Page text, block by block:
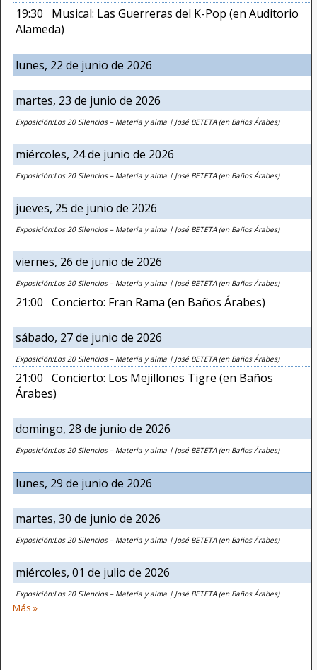
19:30 Musical: Las Guerreras del K-Pop (en Auditorio
Alameda)
lunes, 22 de junio de 2026
martes, 23 de junio de 2026
Exposición:Los 20 Silencios – Materia y alma | José BETETA (en Baños Árabes)
miércoles, 24 de junio de 2026
Exposición:Los 20 Silencios – Materia y alma | José BETETA (en Baños Árabes)
jueves, 25 de junio de 2026
Exposición:Los 20 Silencios – Materia y alma | José BETETA (en Baños Árabes)
viernes, 26 de junio de 2026
Exposición:Los 20 Silencios – Materia y alma | José BETETA (en Baños Árabes)
21:00 Concierto: Fran Rama (en Baños Árabes)
sábado, 27 de junio de 2026
Exposición:Los 20 Silencios – Materia y alma | José BETETA (en Baños Árabes)
21:00 Concierto: Los Mejillones Tigre (en Baños
Árabes)
domingo, 28 de junio de 2026
Exposición:Los 20 Silencios – Materia y alma | José BETETA (en Baños Árabes)
lunes, 29 de junio de 2026
martes, 30 de junio de 2026
Exposición:Los 20 Silencios – Materia y alma | José BETETA (en Baños Árabes)
miércoles, 01 de julio de 2026
Exposición:Los 20 Silencios – Materia y alma | José BETETA (en Baños Árabes)
Más »